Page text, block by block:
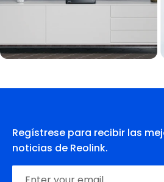
Regístrese para recibir las
noticias de Reolink.